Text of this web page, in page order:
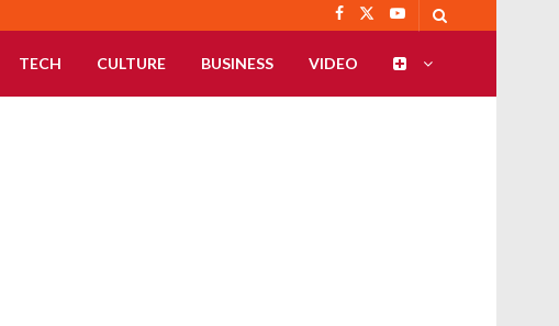
TECH CULTURE BUSINESS VIDEO